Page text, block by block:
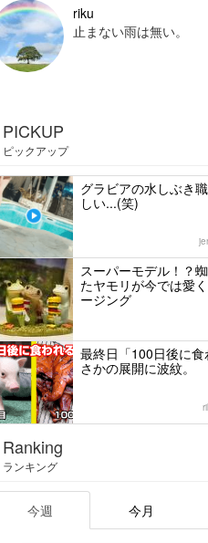
riku
止まない雨は無い。
PICKUP
ピックアップ
グラビアの水しぶき
しい...(笑)
スーパーモデル！？
たヤモリが今では愛
ージング
最終日「100日後に食
さかの展開に波紋。
Ranking
ランキング
今週 今月